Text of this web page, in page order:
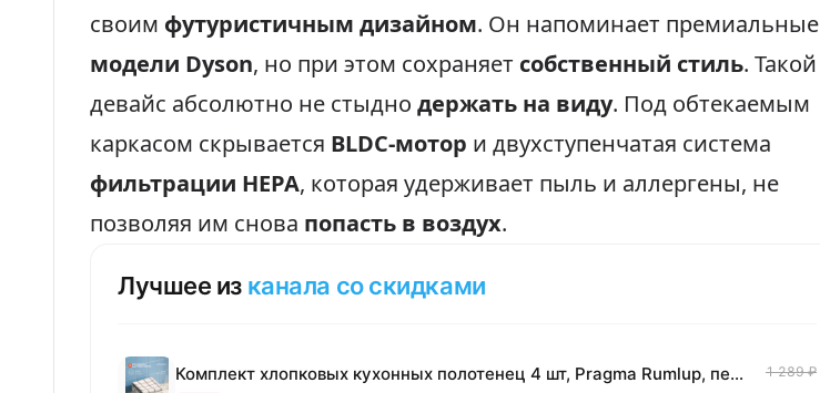
своим футуристичным дизайном. Он напоминает премиальные
модели Dyson, но при этом сохраняет собственный стиль. Такой
девайс абсолютно не стыдно держать на виду. Под обтекаемым
каркасом скрывается BLDC-мотор и двухступенчатая система
фильтрации HEPA, которая удерживает пыль и аллергены, не
позволяя им снова попасть в воздух.
Лучшее из канала со скидками
Комплект хлопковых кухонных полотенец 4 шт, Pragma Rumlup, переменчивый белый 1 289 ₽